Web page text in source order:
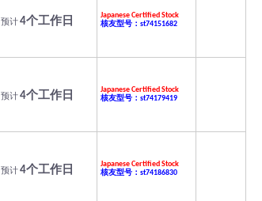
预计4个工作日
Japanese Certified Stock
核友型号：st74151682
预计4个工作日
Japanese Certified Stock
核友型号：st74179419
预计4个工作日
Japanese Certified Stock
核友型号：st74186830